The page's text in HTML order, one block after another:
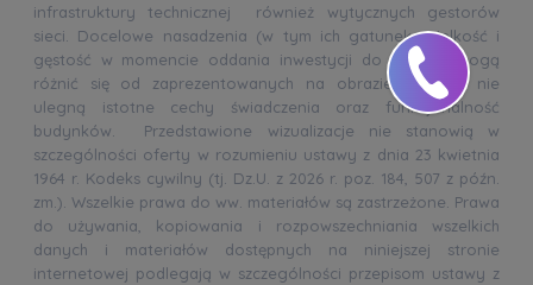
infrastruktury technicznej również wytycznych gestorów
sieci. Docelowe nasadzenia (w tym ich gatunek, wielkość i
gęstość w momencie oddania inwestycji do użytku) mogą
różnić się od zaprezentowanych na obrazie. Zmianie nie
ulegną istotne cechy świadczenia oraz funkcjonalność
budynków. Przedstawione wizualizacje nie stanowią w
szczególności oferty w rozumieniu ustawy z dnia 23 kwietnia
1964 r. Kodeks cywilny (tj. Dz.U. z 2026 r. poz. 184, 507 z późn.
zm.). Wszelkie prawa do ww. materiałów są zastrzeżone. Prawa
do używania, kopiowania i rozpowszechniania wszelkich
danych i materiałów dostępnych na niniejszej stronie
internetowej podlegają w szczególności przepisom ustawy z